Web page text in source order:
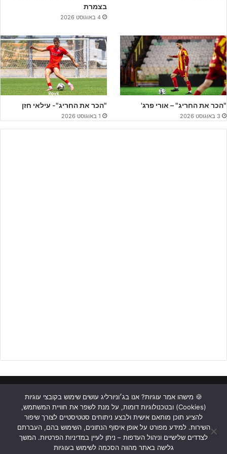
הירוק יקווה להשיג מקדמה לקראת הגומלין ה"ביתי" שייערך בנובמבר.
שטייפמן, אלעד אמיר, ינון פיינגזיכט, נבות רטנר, איתי סלומון, ליאל
נגת, נועם אילוק, דניאל דרזי וניב גבאי.
לפרסום באתר ג'וניורליג – לחצו על הבאנר!!!
בצמרת
4 באוגוסט 2026
"הכר את החריג" – אורי פרג'
3 באוגוסט 2026
"הכר את החריג"- עילאי חזן
1 באוגוסט 2026
ראשי כתבות תכנים מקצועיים תנאי שימוש
מדיניות אבטחה
כתבו לנו
Facebook
YouTube
Instagram
🍪 מישהו אמר עוגיות? אנו בג׳וניורליג עושים שימוש בקובצי עוגיות
(Cookies) ובטכנולוגיות דומות, על מנת לשפר את חוויית המשתמש,
להציע תוכן מותאם אישית ולבצע ניתוחים סטטיסטיים לצורך שיפור
השירות. למידע מפורט על אופן איסוף הנתונים, השימוש בהם, העברתם
לצדדים שלישיים וניהול העדפות – ניתן לעיין במדיניות הפרטיות. המשך
גלישה באתר מהווה הסכמה לשימוש בעוגיות